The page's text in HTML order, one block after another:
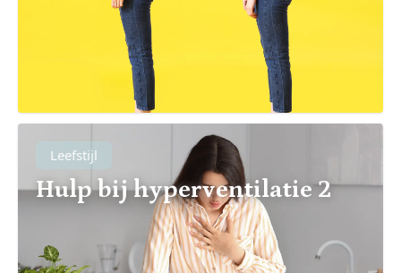
Leefstijl
Hulp bij hyperventilatie 2